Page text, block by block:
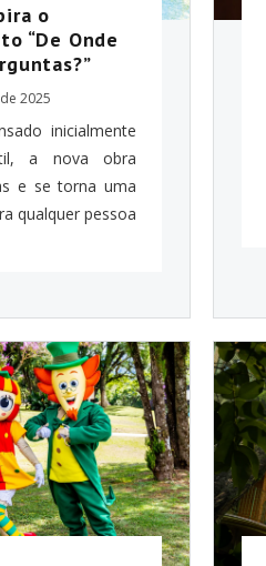
o
“De Onde
2025
inicialmente
a nova obra
e se torna uma
qualquer pessoa